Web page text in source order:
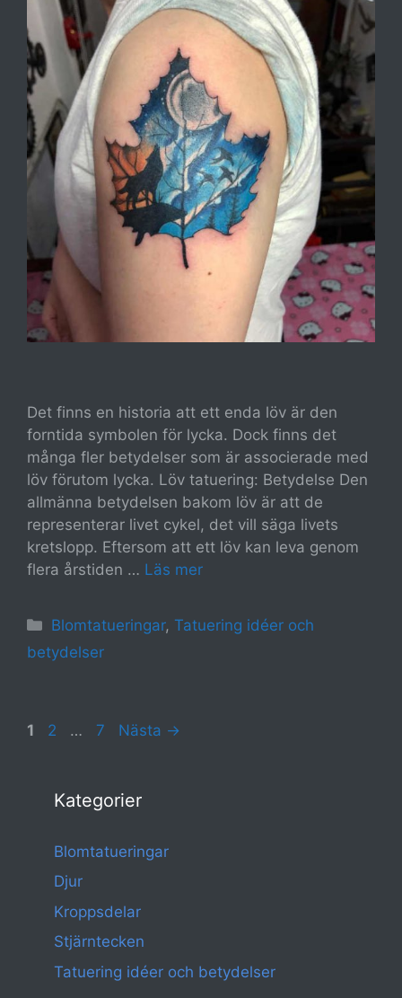
Det finns en historia att ett enda löv är den
forntida symbolen för lycka. Dock finns det
många fler betydelser som är associerade med
löv förutom lycka. Löv tatuering: Betydelse Den
allmänna betydelsen bakom löv är att de
representerar livet cykel, det vill säga livets
kretslopp. Eftersom att ett löv kan leva genom
flera årstiden … Läs mer
Kategorier
Blomtatueringar, Tatuering idéer och
betydelser
Sida
1 Sida
2 … Sida
7 Nästa →
Kategorier
Blomtatueringar
Djur
Kroppsdelar
Stjärntecken
Tatuering idéer och betydelser